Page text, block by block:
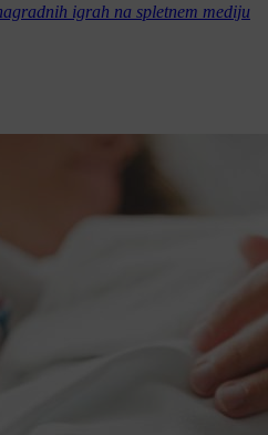
igrah na spletnem mediju